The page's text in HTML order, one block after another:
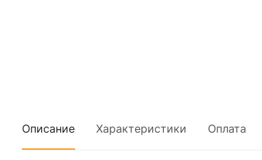
Описание Характеристики Оплата